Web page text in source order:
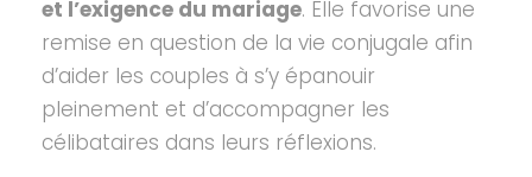
et l’exigence du mariage. Elle favorise une
remise en question de la vie conjugale afin
d’aider les couples à s’y épanouir
pleinement et d’accompagner les
célibataires dans leurs réflexions.